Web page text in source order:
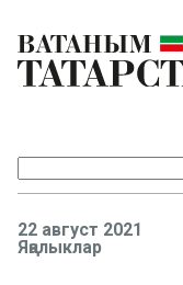
22 август 2021
Яңалыклар